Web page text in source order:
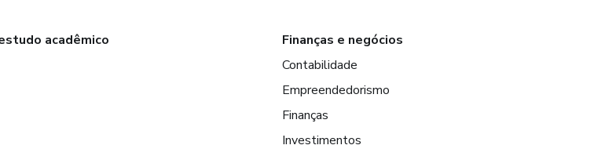
acadêmico
Finanças e negócios
Contabilidade
Empreendedorismo
Finanças
Investimentos